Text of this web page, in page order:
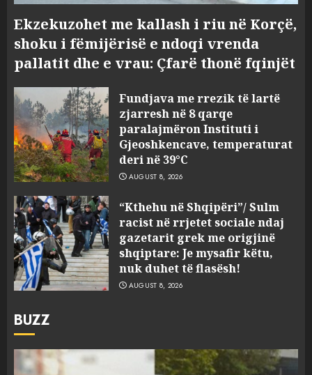
Ekzekuzohet me kallash i riu në Korçë,
shoku i fëmijërisë e ndoqi vrenda
pallatit dhe e vrau: Çfarë thonë fqinjët
Fundjava me rrezik të lartë
zjarresh në 8 qarqe
paralajmëron Instituti i
Gjeoshkencave, temperaturat
deri në 39°C
AUGUST 8, 2026
“Kthehu në Shqipëri”/ Sulm
racist në rrjetet sociale ndaj
gazetarit grek me origjinë
shqiptare: Je mysafir këtu,
nuk duhet të flasësh!
AUGUST 8, 2026
BUZZ